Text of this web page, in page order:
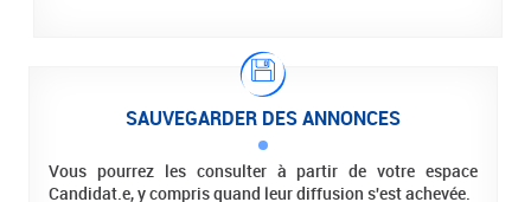
SAUVEGARDER DES ANNONCES
Vous pourrez les consulter à partir de votre espace
Candidat.e, y compris quand leur diffusion s'est achevée.